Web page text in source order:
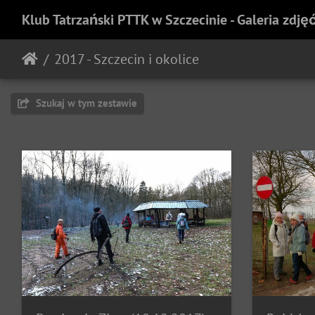
Klub Tatrzański PTTK w Szczecinie - Galeria
2017 - Szczecin i okolice
Szukaj w tym zestawie